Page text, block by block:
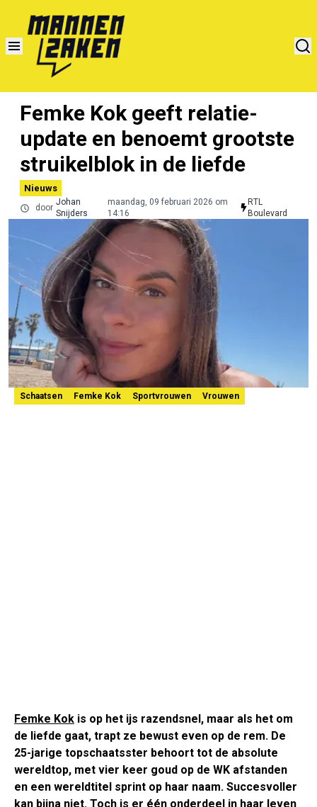
Femke Kok geeft relatie-
update en benoemt grootste
struikelblok in de liefde
Nieuws
door
Johan
Snijders
maandag, 09 februari 2026 om
14:16
RTL
Boulevard
Schaatsen Femke Kok Sportvrouwen Vrouwen
Femke Kok is op het ijs razendsnel, maar als het om
de liefde gaat, trapt ze bewust even op de rem. De
25-jarige topschaatsster behoort tot de absolute
wereldtop, met vier keer goud op de WK afstanden
en een wereldtitel sprint op haar naam. Succesvoller
kan bijna niet. Toch is er één onderdeel in haar leven